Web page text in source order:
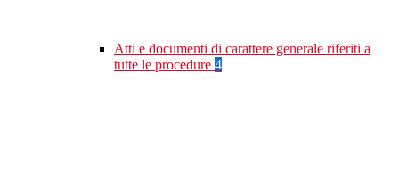
Atti e documenti di carattere generale riferiti a
tutte le procedure 4